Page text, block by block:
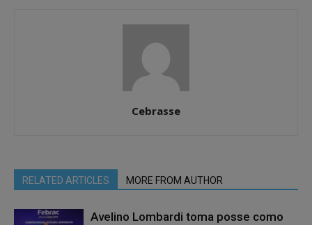
Cebrasse
RELATED ARTICLES MORE FROM AUTHOR
Avelino Lombardi toma posse como